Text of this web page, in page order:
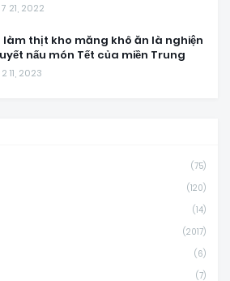
21, 2022
làm thịt kho măng khô ăn là nghiện
nấu món Tết của miền Trung
11, 2023
(75)
(120)
(14)
(2017)
(6)
(7)